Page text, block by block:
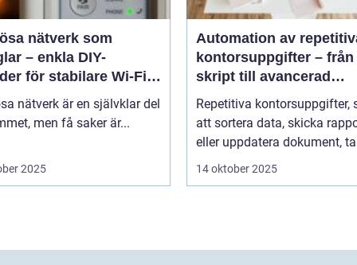
nätverk som
– enkla DIY-
för stabilare Wi-Fi i
nätverk är en självklar del
men få saker är...
2025
Automation av
kontorsuppgifter – från
skript till avancerad
programvara
Repetitiva kontorsuppgifter,
att sortera data, skicka
eller uppdatera dokument,
14 oktober 2025